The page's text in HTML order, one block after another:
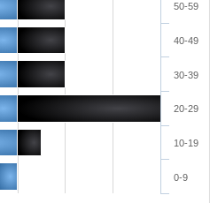
0-9
10-19
20-29
30-39
40-49
50-59